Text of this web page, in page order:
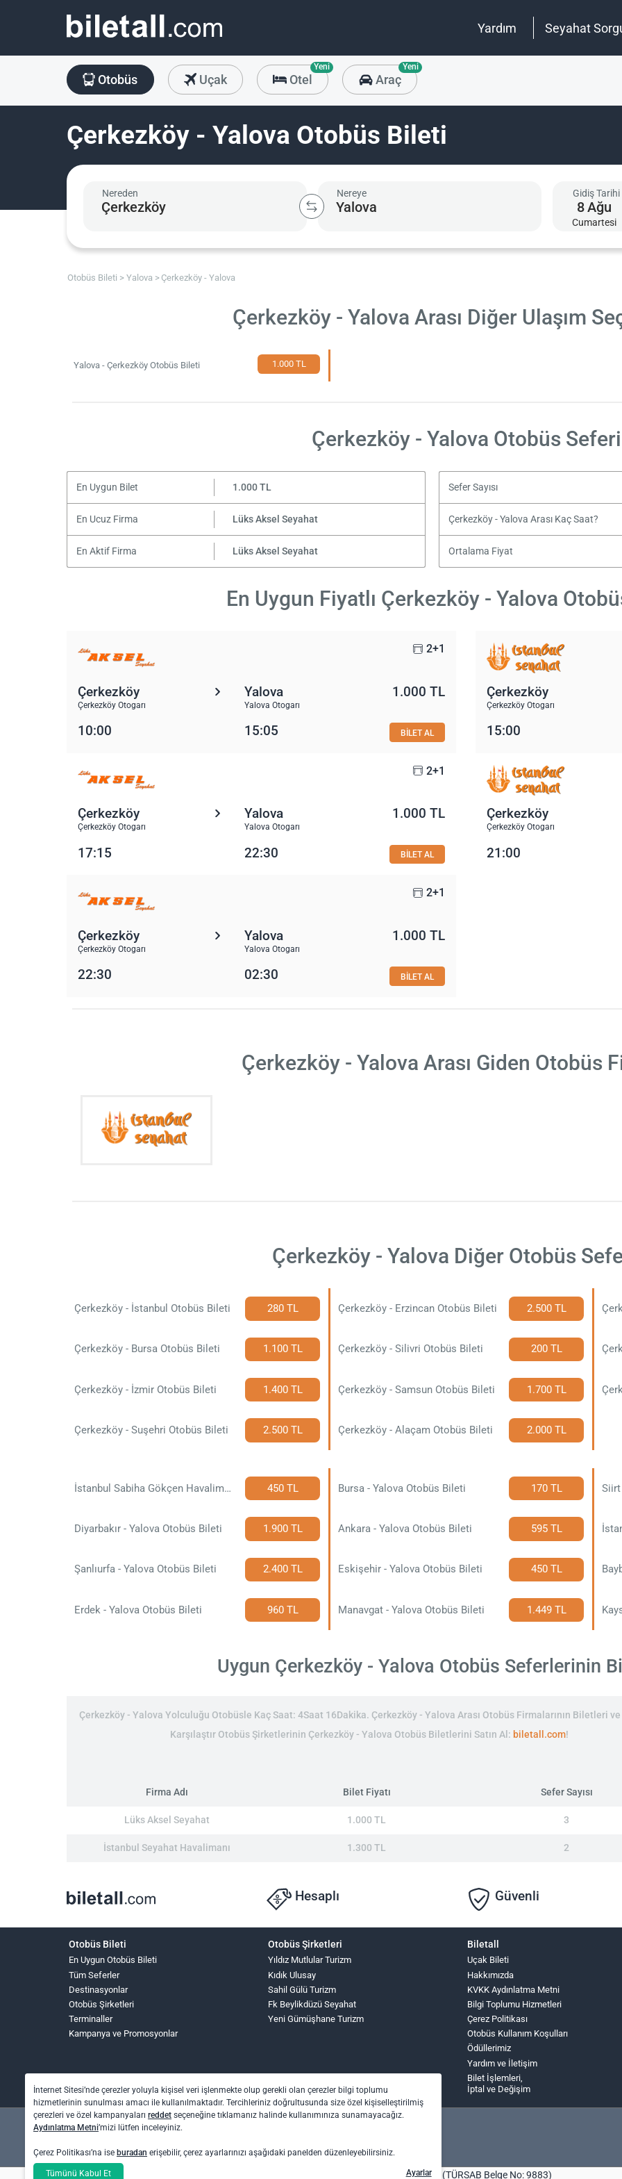
Yardım Seyahat
Otobüs Uçak Otel
Yeni
Araç
Yeni
Çerkezköy - Yalova Otobüs Bileti
Nereden Nereye Gidiş Tarihi
8Ağu
Cumartesi
Otobüs Bileti Yalova Çerkezköy - Yalova
Çerkezköy - Yalova Arası Diğer Ulaşım
Yalova - Çerkezköy Otobüs Bileti 1.000 TL
Çerkezköy - Yalova Otobüs Seferi
En Uygun Bilet 1.000 TL Sefer Sayısı
En Ucuz Firma Lüks Aksel Seyahat Çerkezköy - Yalova Arası Kaç Saat?
En Aktif Firma Lüks Aksel Seyahat Ortalama Fiyat
En Uygun Fiyatlı Çerkezköy - Yalova
2+1
Çerkezköy
Çerkezköy Otogarı
Yalova
Yalova Otogarı
1.000 TL
10:00 15:05 BİLET AL
Çerkezköy
Çerkezköy Otogarı
15:00
2+1
Çerkezköy
Çerkezköy Otogarı
Yalova
Yalova Otogarı
1.000 TL
17:15 22:30 BİLET AL
Çerkezköy
Çerkezköy Otogarı
21:00
2+1
Çerkezköy
Çerkezköy Otogarı
Yalova
Yalova Otogarı
1.000 TL
22:30 02:30 BİLET AL
Çerkezköy - Yalova Arası Giden Otobüs
Çerkezköy - Yalova Diğer Otobüs
Çerkezköy - İstanbul Otobüs Bileti 280 TL Çerkezköy - Erzincan Otobüs Bileti 2.500 TL
Çerkezköy - Bursa Otobüs Bileti 1.100 TL Çerkezköy - Silivri Otobüs Bileti 200 TL
Çerkezköy - İzmir Otobüs Bileti 1.400 TL Çerkezköy - Samsun Otobüs Bileti 1.700 TL
Çerkezköy - Suşehri Otobüs Bileti 2.500 TL Çerkezköy - Alaçam Otobüs Bileti 2.000 TL
İstanbul Sabiha Gökçen Havalimanı - Yalova Otobüs Bileti 450 TL Bursa - Yalova Otobüs Bileti 170 TL Siirt
Diyarbakır - Yalova Otobüs Bileti 1.900 TL Ankara - Yalova Otobüs Bileti 595 TL
Şanlıurfa - Yalova Otobüs Bileti 2.400 TL Eskişehir - Yalova Otobüs Bileti 450 TL
Erdek - Yalova Otobüs Bileti 960 TL Manavgat - Yalova Otobüs Bileti 1.449 TL
Uygun Çerkezköy - Yalova Otobüs Seferlerinin
Çerkezköy - Yalova Yolculuğu Otobüsle Kaç Saat: 4Saat 16Dakika. Çerkezköy - Yalova Arası Otobüs Firmalarının Biletleri
Karşılaştır Otobüs Şirketlerinin Çerkezköy - Yalova Otobüs Biletlerini Satın Al: biletall.com!
Firma Adı Bilet Fiyatı Sefer Sayısı
Lüks Aksel Seyahat 1.000 TL 3
İstanbul Seyahat Havalimanı 1.300 TL 2
Hesaplı Güvenli
Otobüs Bileti
En Uygun Otobüs Bileti
Tüm Seferler
Destinasyonlar
Otobüs Şirketleri
Terminaller
Kampanya ve Promosyonlar
Otobüs Şirketleri
Yıldız Mutlular Turizm
Kıdık Ulusay
Sahil Gülü Turizm
Fk Beylikdüzü Seyahat
Yeni Gümüşhane Turizm
Biletall
Uçak Bileti
Hakkımızda
KVKK Aydınlatma Metni
Bilgi Toplumu Hizmetleri
Çerez Politikası
Otobüs Kullanım Koşulları
Ödüllerimiz
Yardım ve İletişim
Bilet İşlemleri,
İptal ve Değişim
Otel rezervasyon ve otobüs bileti işlemleri için: Obilet.com Turizm Seyahat Acentası (TÜRSAB Belge No: 9883)
İnternet Sitesi’nde çerezler yoluyla kişisel veri işlenmekte olup gerekli olan çerezler bilgi toplumu
hizmetlerinin sunulması amacı ile kullanılmaktadır. Tercihleriniz doğrultusunda size özel kişiselleştirilmiş
çerezleri ve özel kampanyaları reddet seçeneğine tıklamanız halinde kullanımınıza sunamayacağız.
Aydınlatma Metni’mizi lütfen inceleyiniz.
Çerez Politikası’na ise buradan erişebilir, çerez ayarlarınızı aşağıdaki panelden düzenleyebilirsiniz.
Tümünü Kabul Et Ayarlar